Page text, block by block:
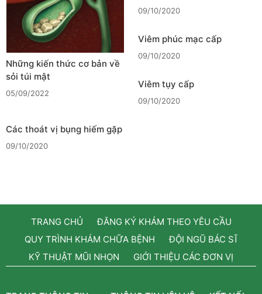
Những kiến thức cơ bản về
sỏi túi mật
05/09/2022
09/10/2020
Viêm phúc mạc cấp
09/10/2020
Viêm tụy cấp
09/10/2020
Các thoát vị bụng hiếm gặp
09/10/2020
TRANG CHỦ
ĐĂNG KÝ KHÁM THEO YÊU CẦU
QUY TRÌNH KHÁM CHỮA BỆNH
ĐỘI NGŨ BÁC SĨ
KỸ THUẬT MŨI NHỌN
GIỚI THIỆU CÁC ĐƠN VỊ